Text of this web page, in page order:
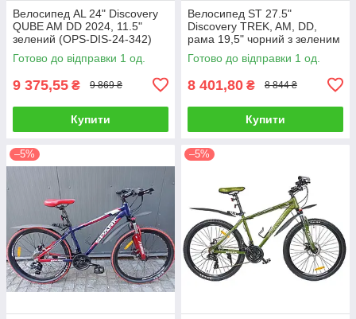
Велосипед AL 24" Discovery
QUBE AM DD 2024, 11.5"
зелений (OPS-DIS-24-342)
Готово до відправки 1 од.
9 375,55 ₴ 9 869 ₴
Купити
Велосипед ST 27.5"
Discovery TREK, AM, DD,
рама 19,5" чорний з зеленим
(OPS-DIS-27.5-056)
Готово до відправки 1 од.
8 401,80 ₴ 8 844 ₴
Купити
–5% –5%